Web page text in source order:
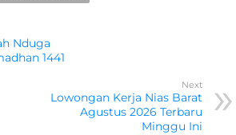
Nduga
1441
Next
Lowongan Kerja Nias Barat
Agustus 2026 Terbaru
Minggu Ini